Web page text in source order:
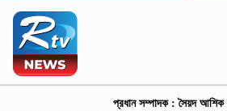
প্রধান সম্পাদক : সৈয়দ আশিক